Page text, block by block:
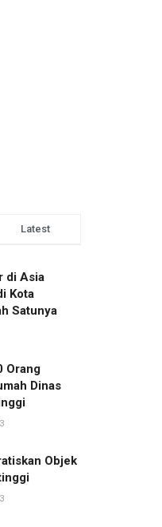
Latest
di Asia
Kota
Satunya
Orang
Dinas
Objek